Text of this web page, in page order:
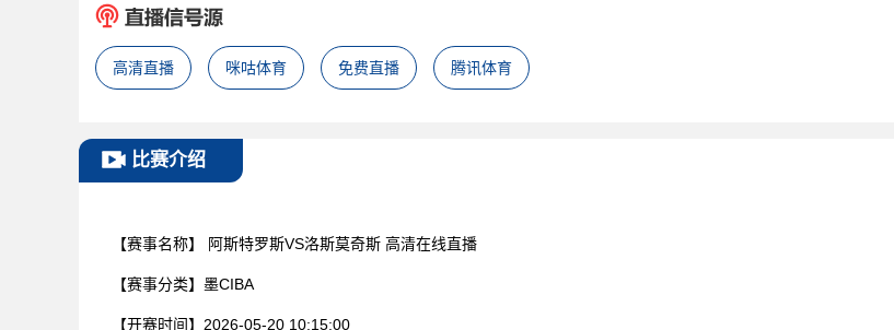
高清直播 咪咕体育 免费直播 腾讯体育
比赛介绍
【赛事名称】 阿斯特罗斯VS洛斯莫奇斯 高清在线直播
【赛事分类】 墨CIBA
【开赛时间】 2026-05-20 10:15:00